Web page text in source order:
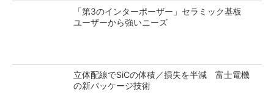
「第3のインターポーザー」セラミック基板
ユーザーから強いニーズ
立体配線でSiCの体積／損失を半減 富士電機
の新パッケージ技術